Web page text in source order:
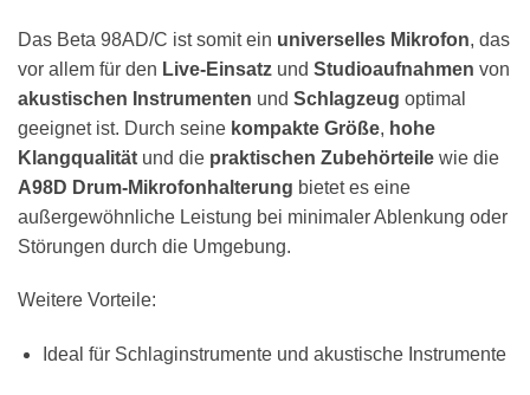
Das Beta 98AD/C ist somit ein universelles Mikrofon, das
vor allem für den Live-Einsatz und Studioaufnahmen von
akustischen Instrumenten und Schlagzeug optimal
geeignet ist. Durch seine kompakte Größe, hohe
Klangqualität und die praktischen Zubehörteile wie die
A98D Drum-Mikrofonhalterung bietet es eine
außergewöhnliche Leistung bei minimaler Ablenkung oder
Störungen durch die Umgebung.
Weitere Vorteile:
Ideal für Schlaginstrumente und akustische Instrumente